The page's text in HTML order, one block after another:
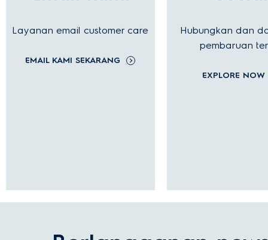
Terdapat kesalahan kode pada
Layanan email customer care
EMAIL KAMI SEKARANG
Hubungkan dan
pembaruan
EXPLORE NOW